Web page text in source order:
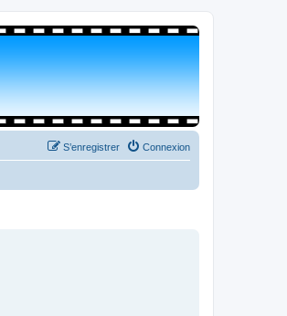
Connexion
S’enregistrer